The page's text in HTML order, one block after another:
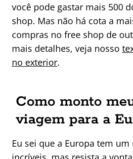
você pode gastar mais 500
shop. Mas não há cota a
compras no free shop de
mais detalhes, veja nosso
no exterior.
Como monto
viagem para a
Eu sei que a Europa tem